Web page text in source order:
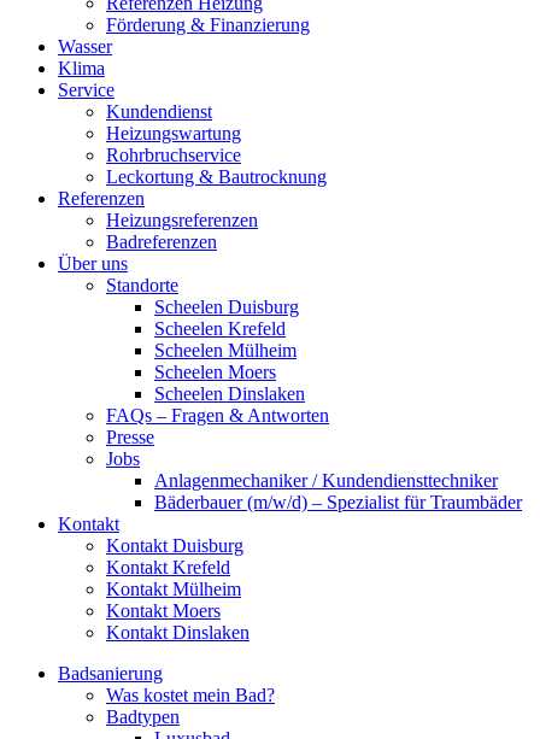
Förderung & Finanzierung
Wasser
Klima
Service
Kundendienst
Heizungswartung
Rohrbruchservice
Leckortung & Bautrocknung
Referenzen
Heizungsreferenzen
Badreferenzen
Über uns
Standorte
Scheelen Duisburg
Scheelen Krefeld
Scheelen Mülheim
Scheelen Moers
Scheelen Dinslaken
FAQs – Fragen & Antworten
Presse
Jobs
Anlagenmechaniker / Kundendiensttechniker
Bäderbauer (m/w/d) – Spezialist für Traumbäder
Kontakt
Kontakt Duisburg
Kontakt Krefeld
Kontakt Mülheim
Kontakt Moers
Kontakt Dinslaken
Badsanierung
Was kostet mein Bad?
Badtypen